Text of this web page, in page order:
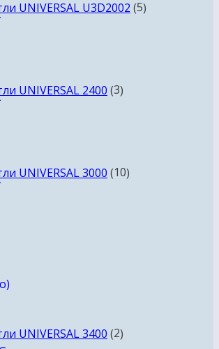
UNIVERSAL U3D2002 5
UNIVERSAL 2400 3товара
UNIVERSAL 3000 10товаров
UNIVERSAL 3400 2